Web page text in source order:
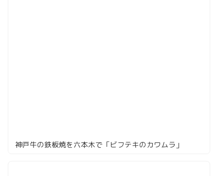
神戸牛の鉄板焼を六本木で「ビフテキのカワムラ」